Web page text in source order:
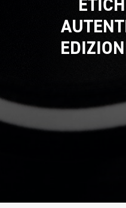
NEWSLETTER